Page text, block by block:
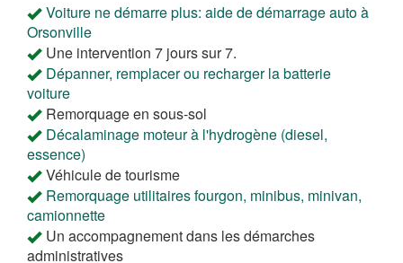
Voiture ne démarre plus: aide de démarrage auto à
Orsonville
Une intervention 7 jours sur 7.
Dépanner, remplacer ou recharger la batterie
voiture
Remorquage en sous-sol
Décalaminage moteur à l'hydrogène (diesel,
essence)
Véhicule de tourisme
Remorquage utilitaires fourgon, minibus, minivan,
camionnette
Un accompagnement dans les démarches
administratives